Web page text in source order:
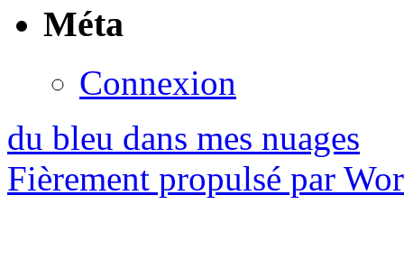
Méta
Connexion
du bleu dans mes nuages
Fièrement propulsé par